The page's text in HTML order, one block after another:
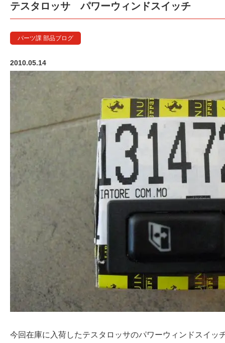
テスタロッサ パワーウィンドスイッチ
パーツ課 部品ブログ
2010.05.14
今回在庫に入荷したテスタロッサのパワーウィンドスイッ